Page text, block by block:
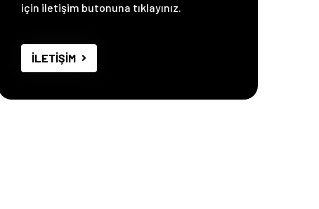
için iletişim butonuna tıklayınız.
İLETİŞİM